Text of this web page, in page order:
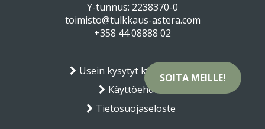
SOITA MEILLE!
Y-tunnus: 2238370-0
toimisto@tulkkaus-astera.com
+358 44 08888 02
Usein kysytyt kysymykset
Käyttöehdot
Tietosuojaseloste